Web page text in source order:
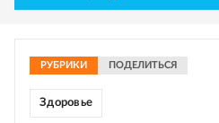
РУБРИКИ ПОДЕЛИТЬСЯ
Здоровье